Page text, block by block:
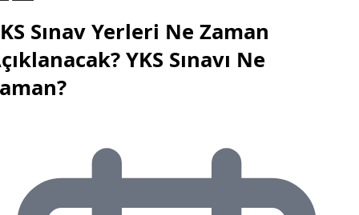
Sınav Yerleri Ne Zaman
YKS Sınavı Ne